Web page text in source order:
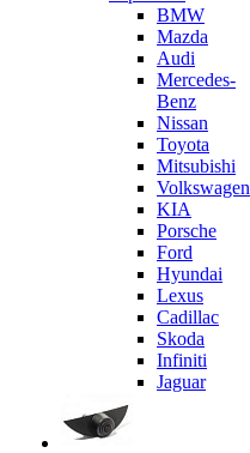
BMW
Mazda
Audi
Mercedes-
Benz
Nissan
Toyota
Mitsubishi
Volkswagen
KIA
Porsche
Ford
Hyundai
Lexus
Cadillac
Skoda
Infiniti
Jaguar